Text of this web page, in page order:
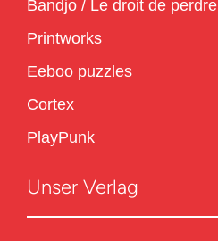
Bandjo / Le droit de perdre
Printworks
Eeboo puzzles
Cortex
PlayPunk
Unser Verlag